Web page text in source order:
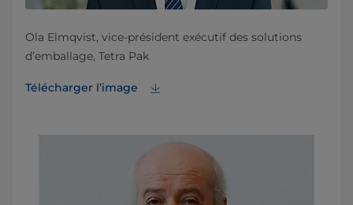
Ola Elmqvist, vice-président exécutif des solutions
d’emballage, Tetra Pak
Télécharger l’image